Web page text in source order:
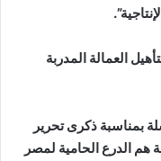
العمالة المدربة
بمناسبة ذكرى تحرير
هم الدرع الحامية لمصر